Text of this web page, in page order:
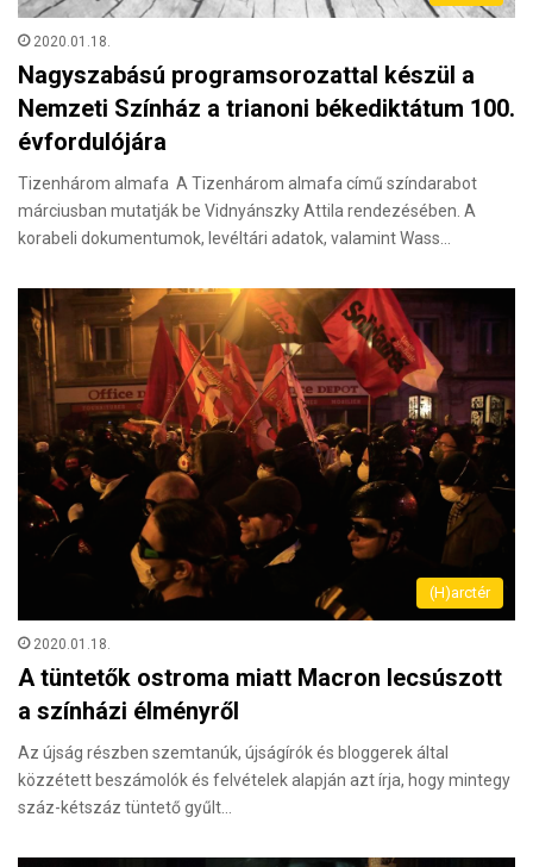
2020.01.18.
Nagyszabású programsorozattal készül a
Nemzeti Színház a trianoni békediktátum 100.
évfordulójára
Tizenhárom almafa A Tizenhárom almafa című színdarabot
márciusban mutatják be Vidnyánszky Attila rendezésében. A
korabeli dokumentumok, levéltári adatok, valamint Wass…
(H)arctér
2020.01.18.
A tüntetők ostroma miatt Macron lecsúszott
a színházi élményről
Az újság részben szemtanúk, újságírók és bloggerek által
közzétett beszámolók és felvételek alapján azt írja, hogy mintegy
száz-kétszáz tüntető gyűlt…